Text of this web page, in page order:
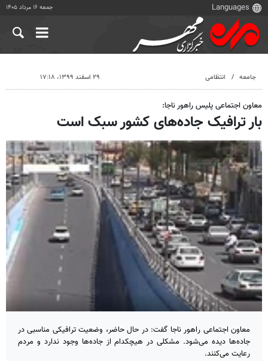
جمعه ۱۶ مرداد ۱۴۰۵
جامعه انتظامی ۲۹ اسفند ۱۳۹۹، ۱۷:۱۸
معاون اجتماعی پلیس راهور ناجا:
بار ترافیک جاده‌های کشور سبک است
معاون اجتماعی راهور ناجا گفت: در حال حاضر، وضعیت ترافیکی مناسبی در
جاده‌ها دیده می‌شود. مشکلی در هیچکدام از جاده‌ها وجود ندارد و مردم
رعایت می‌کنند.